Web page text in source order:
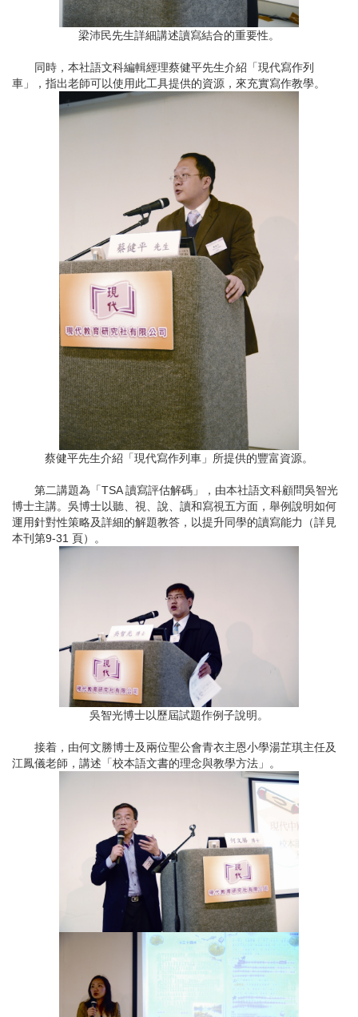
梁沛民先生詳細講述讀寫結合的重要性。
同時，本社語文科編輯經理蔡健平先生介紹「現代寫作列
車」，指出老師可以使用此工具提供的資源，來充實寫作教學。
蔡健平先生介紹「現代寫作列車」所提供的豐富資源。
第二講題為「TSA 讀寫評估解碼」，由本社語文科顧問吳智光
博士主講。吳博士以聽、視、說、讀和寫視五方面，舉例說明如何
運用針對性策略及詳細的解題教答，以提升同學的讀寫能力（詳見
本刊第9-31 頁）。
吳智光博士以歷屆試題作例子說明。
接着，由何文勝博士及兩位聖公會青衣主恩小學湯芷琪主任及
江鳳儀老師，講述「校本語文書的理念與教學方法」。